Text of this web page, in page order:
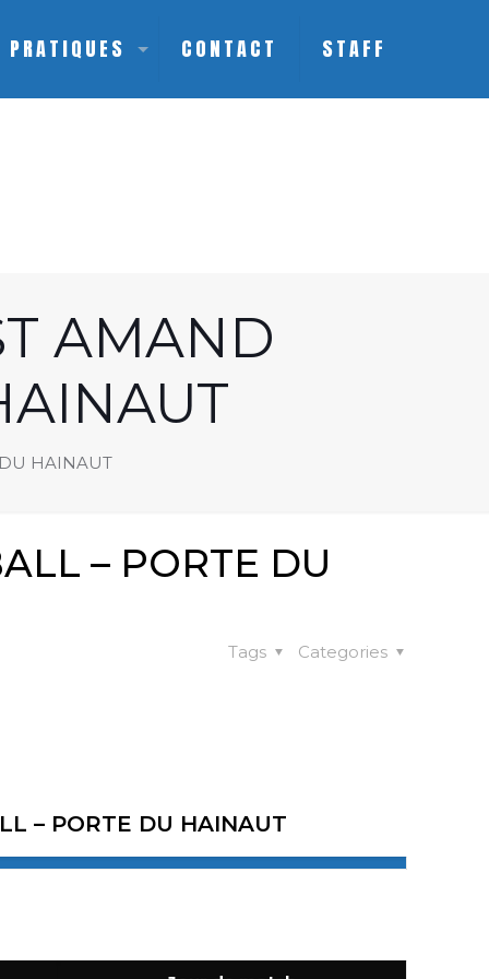
PRATIQUES CONTACT STAFF
AMAND
HAINAUT
– PORTE DU
Categories
Tags
– PORTE DU HAINAUT